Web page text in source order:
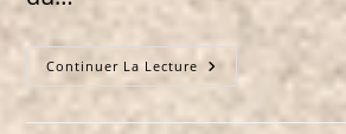
Continuer La Lecture14
Le